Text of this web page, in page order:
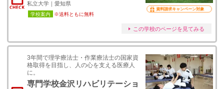
私立大学｜愛知県
学校案内 ※送料ともに無料
資料請求キャンペーン対象
この学校のページを見てみる
3年間で理学療法⼠・作業療法⼠の国家資
格取得を⽬指し、⼈の⼼を⽀える医療⼈
に。
専門学校金沢リハビリテーショ